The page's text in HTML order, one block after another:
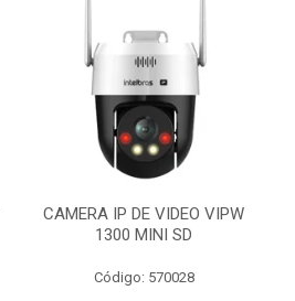
CAMERA IP DE VIDEO VIPW
1300 MINI SD
Código: 570028